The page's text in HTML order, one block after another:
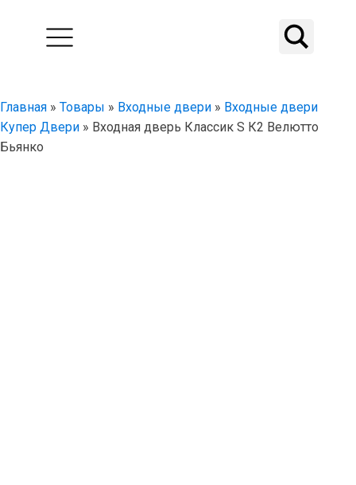
Главная » Товары » Входные двери » Входные двери
Купер Двери » Входная дверь Классик S К2 Велютто
Бьянко